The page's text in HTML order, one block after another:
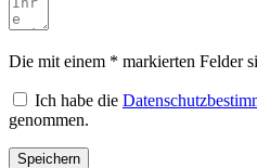
Die mit einem * markierten Felder
Ich habe die
genommen.
Speichern